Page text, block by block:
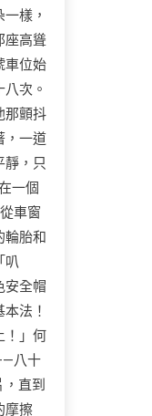
樣，
座高聳
車位始
八次。
那顫抖
，一道
靜，只
一個
車窗
輪胎和
叭
安全帽
法！
！」何
八十
直到
摩擦